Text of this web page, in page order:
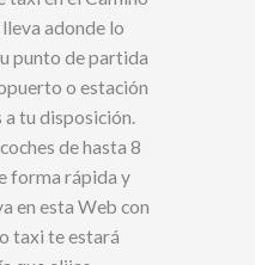
adonde lo
punto de partida
o estación
tu disposición.
de hasta 8
forma rápida y
en esta Web con
taxi te estará